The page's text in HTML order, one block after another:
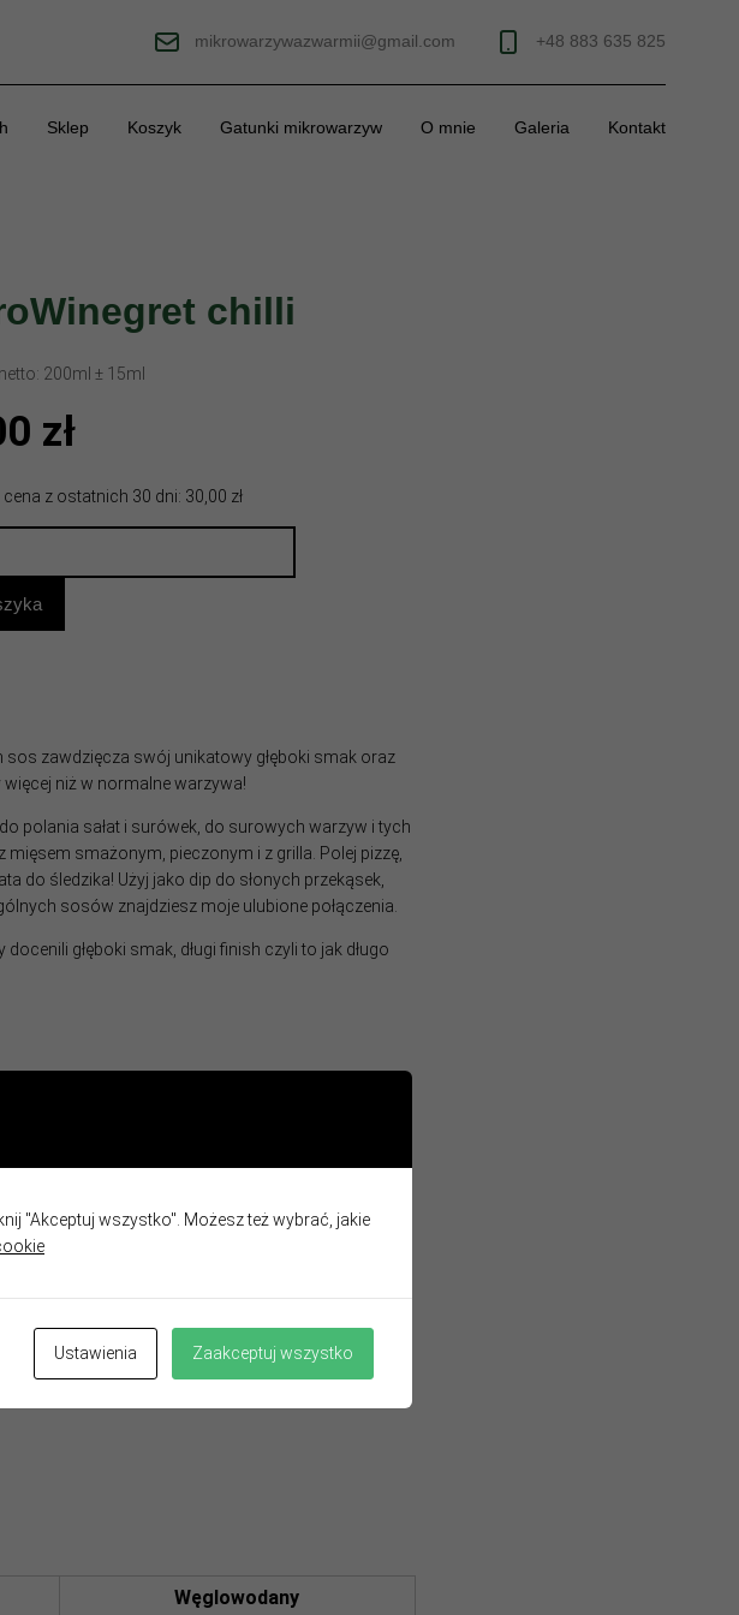
mikrowarzywazwarmii@gmail.com +48 883 635 825
Sklep Koszyk Gatunki mikrowarzyw O mnie Galeria Kontakt
chilli
200ml ± 15ml
zł
z ostatnich 30 dni: 30,00 zł
zawdzięcza swój unikatowy głęboki smak oraz
niż w normalne warzywa!
polania sałat i surówek, do surowych warzyw i tych
mięsem smażonym, pieczonym i z grilla. Polej pizzę,
do śledzika! Użyj jako dip do słonych przekąsek,
sosów znajdziesz moje ulubione połączenia.
głęboki smak, długi finish czyli to jak długo
przed użyciem, przechowywać
rzodkiewka, kapusta, kalarepa, słoczecznik,
Węglowodany
"Akceptuj wszystko". Możesz też wybrać, jakie
Ustawienia Zaakceptuj wszystko